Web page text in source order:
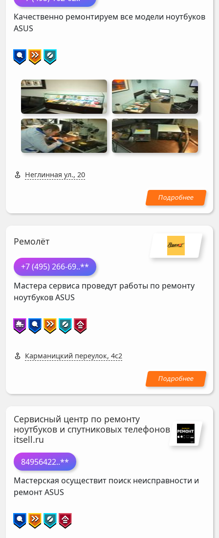
Качественно ремонтируем все модели ноутбуков
ASUS
Неглинная ул., 20
Ремолёт
+7 (495) 266-69..**
Мастера сервиса проведут работы по ремонту
ноутбуковASUS
Карманицкий переулок, 4с2
Сервисный центр по ремонту
ноутбуков и спутниковых телефонов
itsell.ru
84956422..**
Мастерская осуществит поиск неисправности и
ремонтASUS